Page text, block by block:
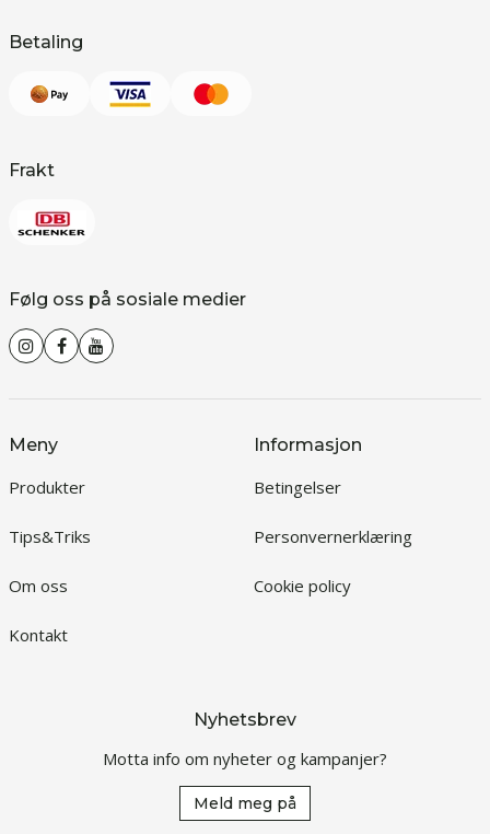
Betaling
Frakt
Følg oss på sosiale medier
Meny
Produkter
Tips&Triks
Om oss
Kontakt
Informasjon
Betingelser
Personvernerklæring
Cookie policy
Nyhetsbrev
Motta info om nyheter og kampanjer?
Meld meg på